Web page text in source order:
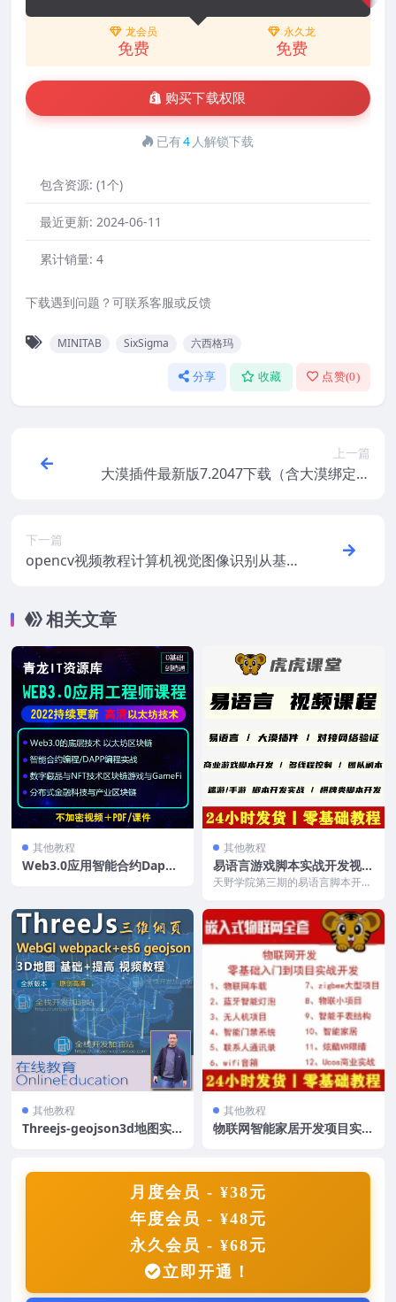
龙会员
免费
永久龙
免费
购买下载权限
已有4 人解锁下载
包含资源: (1个)
最近更新: 2024-06-11
累计销量: 4
下载遇到问题？可联系客服或反馈
MINITAB SixSigma 六西格玛
分享 收藏 点赞(0)
上一篇
大漠插件最新版7.2047下载（含大漠绑定测
下一篇
opencv视频教程计算机视觉图像识别从基
相关文章
其他教程
Web3.0应用智能合约Dapp
其他教程
易语言游戏脚本实战开发视频
教程天野端游副本手游棋牌类
天野学院第三期的易语言脚本开发
语言基础课程 / 大...
其他教程
Threejs-geojson3d地图实
其他教程
物联网智能家居开发项目实战
月度会员 - ¥38元
年度会员 - ¥48元
永久会员 - ¥68元
立即开通！